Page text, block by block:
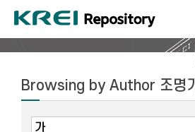
Browsing by Author 조명기